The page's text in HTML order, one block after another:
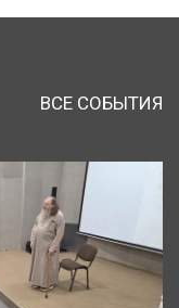
ВСЕ СОБЫТИЯ